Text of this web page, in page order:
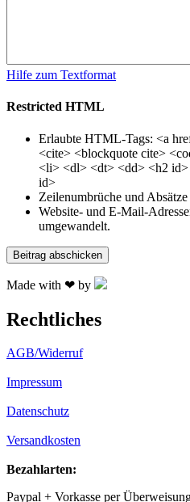
Hilfe zum Textformat
Restricted HTML
Erlaubte HTML-Tags: <a
<cite> <blockquote cite>
<li> <dl> <dt> <dd> <h2
id>
Zeilenumbrüche und
Website- und E-Mail-
umgewandelt.
Made with ❤ by
Rechtliches
AGB/Widerruf
Impressum
Datenschutz
Versandkosten
Bezahlarten:
Paypal + Vorkasse per